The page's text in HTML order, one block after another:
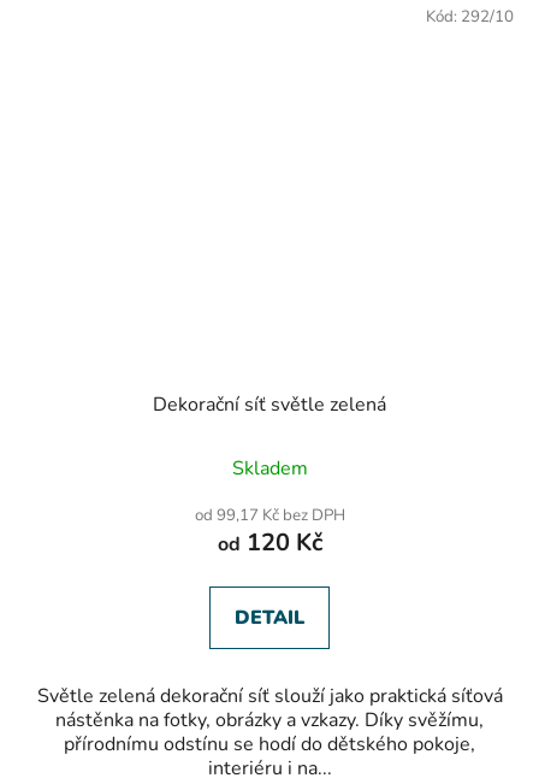
Dekorační síť světle zelená
hodnocení
je
5,0
5
hvězdiček.
Skladem
od 99,17 Kč bez DPH
od 120 Kč
DETAIL
Světle zelená dekorační síť slouží jako praktická síťová
nástěnka na fotky, obrázky a vzkazy. Díky svěžímu,
přírodnímu odstínu se hodí do dětského pokoje,
interiéru i na...
Kód: 292/10